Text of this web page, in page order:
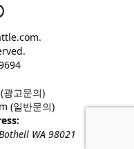
.
고문의)
(일반문의)
WA 98021